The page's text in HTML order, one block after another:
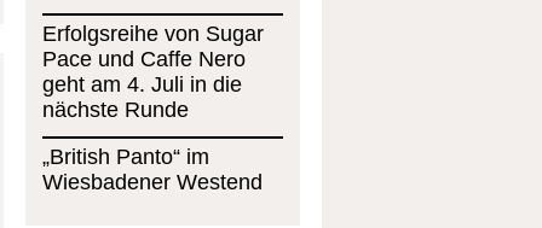
Erfolgsreihe von Sugar
Pace und Caffe Nero
geht am 4. Juli in die
nächste Runde
„British Panto“ im
Wiesbadener Westend